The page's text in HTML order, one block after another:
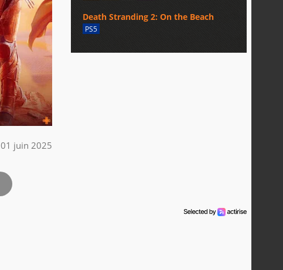
01 juin 2025
Death Stranding 2: On the Beach
PS5